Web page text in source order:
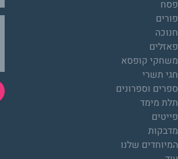
פסח
פורים
חנוכה
פאזלים
משחקי קופסא
חגי תשרי
ספרים וספרונים
תלת מימד
פייטים
מדבקות
המיוחדים שלנו